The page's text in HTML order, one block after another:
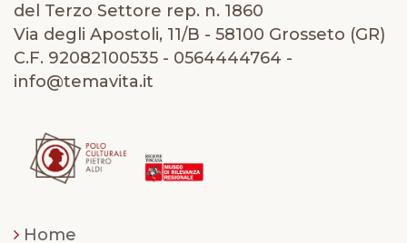
del Terzo Settore rep. n. 1860
Via degli Apostoli, 11/B - 58100 Grosseto (GR)
C.F. 92082100535 - 0564444764 -
info@temavita.it
Home